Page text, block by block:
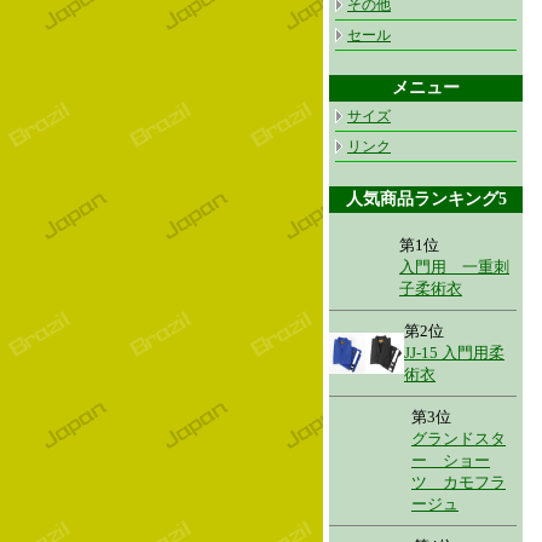
その他
セール
メニュー
サイズ
リンク
人気商品ランキング5
第1位
入門用 一重刺
子柔術衣
第2位
JJ-15 入門用柔
術衣
第3位
グランドスタ
ー ショー
ツ カモフラ
ージュ